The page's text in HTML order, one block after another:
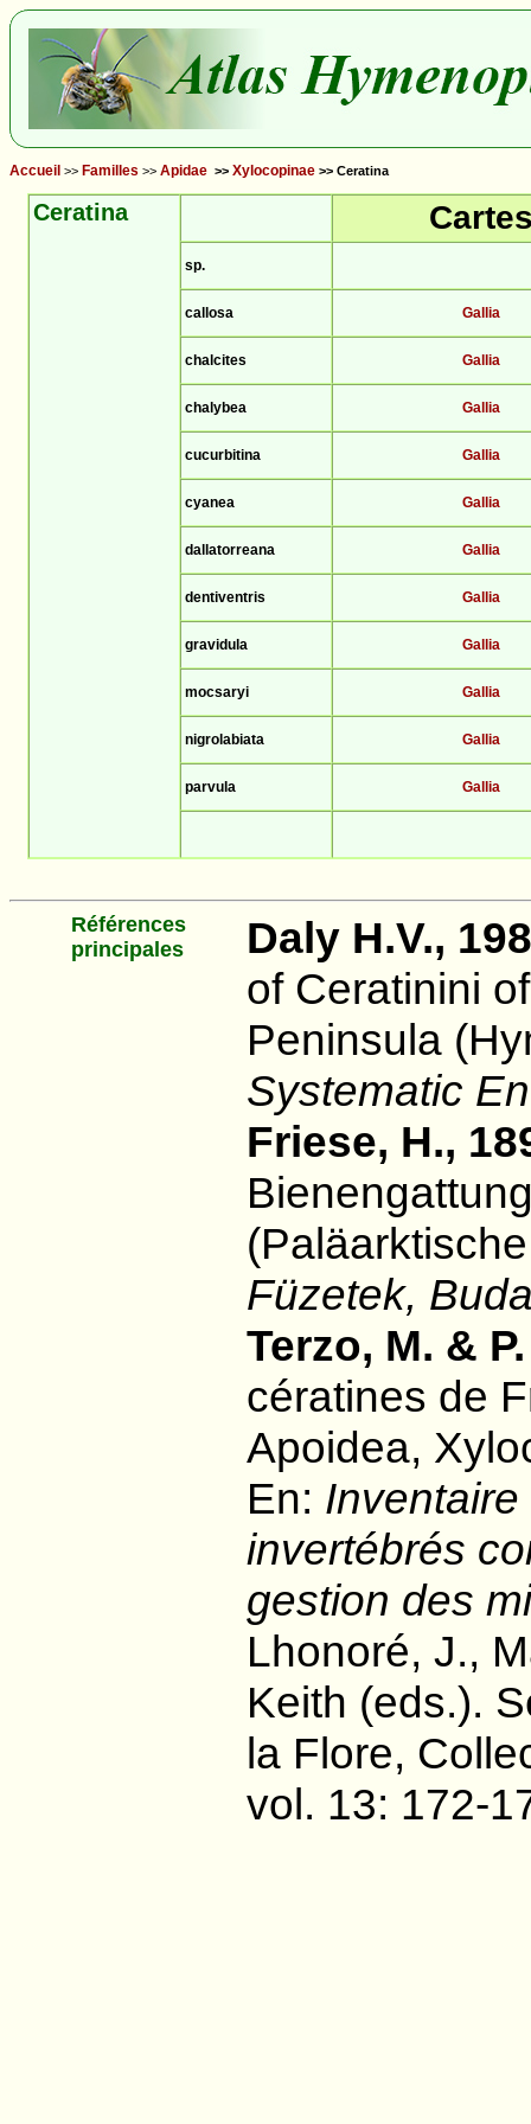
Accueil >> Familles >> Apidae >> Xylocopinae >> Ceratina
Ceratina
sp.
callosa Gallia
chalcites Gallia
chalybea Gallia
cucurbitina Gallia
cyanea Gallia
dallatorreana Gallia
dentiventris Gallia
gravidula Gallia
mocsaryi Gallia
nigrolabiata Gallia
parvula Gallia
Références
principales
Daly H.V.,
of Ceratinini
Peninsula
Systematic
Friese, H.,
Füzetek,
Terzo, M. &
cératines de
Apoidea,
En:
invertébrés
gestion des
Lhonoré, J.,
Keith (eds.).
la Flore,
vol. 13: 172-